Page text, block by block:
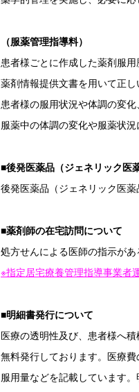
（服薬管理指導料）
患者様ごとに作成した薬剤服
薬剤情報提供文書を用いて正
患者様の服用状況や体調の変
服薬中の体調の変化や服薬状
■後発医薬品（ジェネリック医
後発医薬品（ジェネリック医
■薬剤師の在宅訪問について
処方せんによる医師の指示が
※指定居宅療養管理指導事業者
■明細書発行について
医療の透明性及び、患者様へ
無料発行しております。医療
服用量などを記載しています